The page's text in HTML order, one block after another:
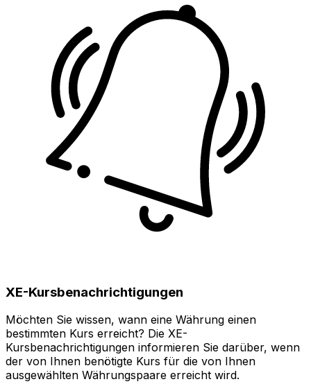
XE-Kursbenachrichtigungen
Möchten Sie wissen, wann eine Währung einen
bestimmten Kurs erreicht? Die XE-
Kursbenachrichtigungen informieren Sie darüber, wenn
der von Ihnen benötigte Kurs für die von Ihnen
ausgewählten Währungspaare erreicht wird.